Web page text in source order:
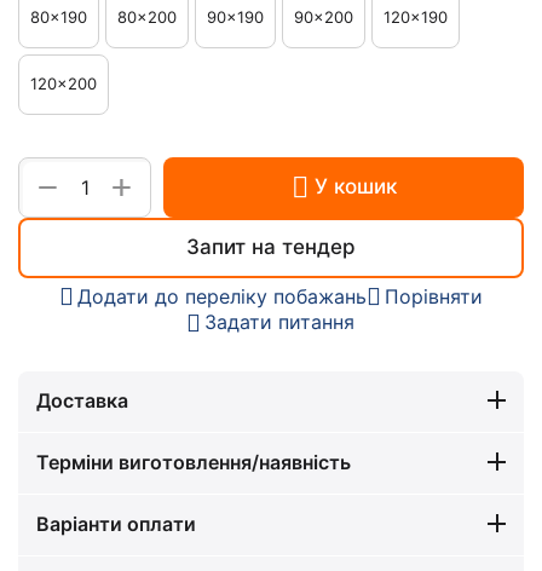
80x190 80x200 90x190 90x200 120x190
120x200
+
− У кошик
Запит на тендер
Додати до переліку побажань
Порівняти
Задати питання
Доставка
Терміни виготовлення/наявність
Варіанти оплати